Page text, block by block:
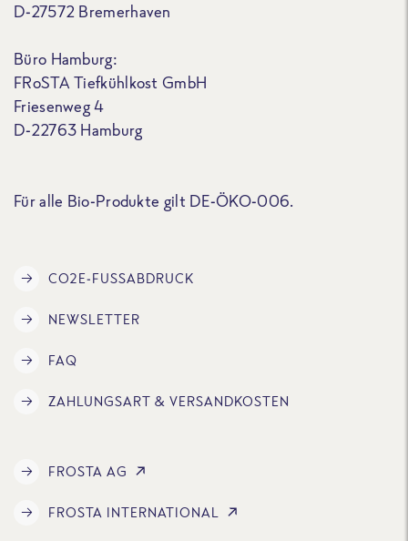
D-27572 Bremerhaven
Büro Hamburg:
FRoSTA Tiefkühlkost GmbH
Friesenweg 4
D-22763 Hamburg
Für alle Bio-Produkte gilt DE-ÖKO-006.
CO2E-FUSSABDRUCK
NEWSLETTER
FAQ
ZAHLUNGSART & VERSANDKOSTEN
FROSTA AG
FROSTA INTERNATIONAL